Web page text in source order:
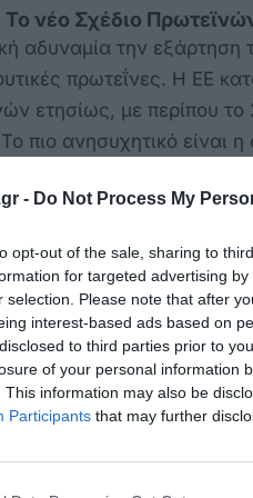
- Do Not Process My
opt-out of the sale, sharing to
for targeted advertising
selection. Please note that after
interest-based ads based on
to third parties prior to
of your personal information
This information may also be
Participants that may further
νέο Σχέδιο
αδυναμία την εξάρτηση
πρωτεΐνες. Η ΕΕ
ετησίως, με περίπου το
πιο ανησυχητικό είναι
από μόλις έξι
Σε περιβάλλον
τιμών και εφοδιασμού.
το 2035 να αυξηθεί το
εντός ΕΕ για
είναι η νέα
ψυχανθή και ελαιούχα
από εισαγωγές,
πρακτικές που μειώνουν